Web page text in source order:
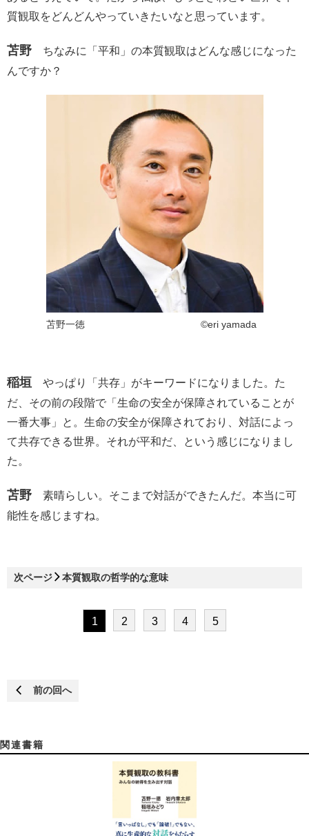
質観取をどんどんやっていきたいなと思っています。
苫野 ちなみに「平和」の本質観取はどんな感じになった
んですか？
苫野一徳 ©eri yamada
稲垣 やっぱり「共存」がキーワードになりました。た
だ、その前の段階で「生命の安全が保障されていることが
一番大事」と。生命の安全が保障されており、対話によっ
て共存できる世界。それが平和だ、という感じになりまし
た。
苫野 素晴らしい。そこまで対話ができたんだ。本当に可
能性を感じますね。
次ページ 本質観取の哲学的な意味
1 2 3 4 5
前の回へ
関連書籍